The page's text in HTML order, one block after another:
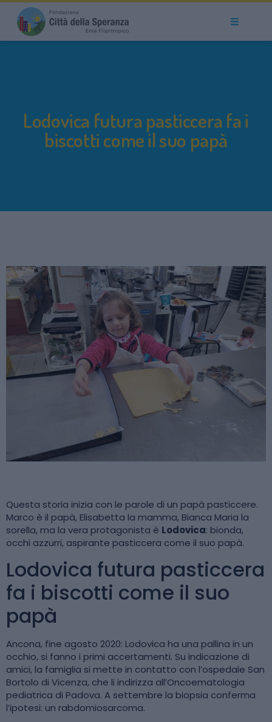
Lodovica futura pasticcera fa i
biscotti come il suo papà
Questa storia inizia con le parole di un papà pasticcere.
Marco è il papà, Elisabetta la mamma, Bianca Maria la
sorella, ma la vera protagonista è Lodovica: bionda,
occhi azzurri, aspirante pasticcera come il suo papà.
Lodovica futura pasticcera
fa i biscotti come il suo
papà
Ancona, fine agosto 2020: Lodovica ha una pallina in un
occhio, si fanno i primi accertamenti. Su indicazione di
amici, la famiglia si mette in contatto con l’ospedale San
Bortolo di Vicenza, che li indirizza all’Oncoematologia
pediatrica di Padova. A settembre la biopsia conferma
l’ipotesi: un rabdomiosarcoma.